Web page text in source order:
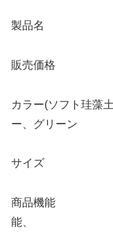
製品名 ：
販売価格
カラー(ソフト珪藻
ー、グリーン
サイズ ：
商品機能
能、